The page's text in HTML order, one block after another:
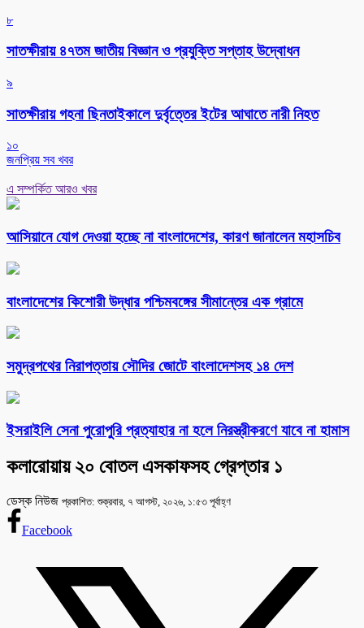
৮
সাতক্ষীরায় ৪৭তম জাতীয় বিজ্ঞান ও প্রযুক্তি সপ্তাহ উদ্বোধন
৯
সাতক্ষীরায় গহনা ছিনতাইকালে দুর্বৃত্তের ইটের আঘাতে নারী নিহত
১০
জনপ্রিয় সব খবর
এ সম্পর্কিত আরও খবর
আসিয়ানে যোগ দেওয়া হচ্ছে না বাংলাদেশের, কারণ জানালেন মহাসচিব
বাংলাদেশের কিশোরী উদ্ধার পশ্চিমবঙ্গের সীমান্তের এক গ্রামে
সমুদ্রপথের নিরাপত্তায় সৌদির জোটে বাংলাদেশসহ ১৪ দেশ
ইসরাইলি সেনা পুরোপুরি প্রত্যাহার না হলে নিরস্ত্রীকরণে যাবে না হামাস
কলারোয়ায় ২০ বোতল এসকাফসহ গ্রেপ্তার ১
ডেস্ক নিউজ প্রকাশিত: শুক্রবার, ৭ আগস্ট, ২০২৬, ১:৫৩ পূর্বাহ্ণ
Facebook